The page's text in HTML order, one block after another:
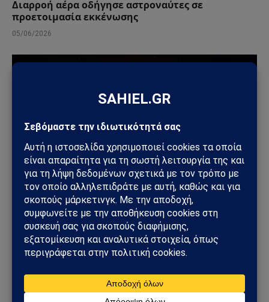
Διαρροή αέρα οδήγησε αστροναύτες σε
προετοιμασία εκκένωσης
05/06/2026
TRAPPIST-1: Οι πρώτοι κλιματικοί χάρτες κόσμων
σαν τη Γη δείχνουν πλανήτες χωρίς ατμόσφαιρα
25/04/2026